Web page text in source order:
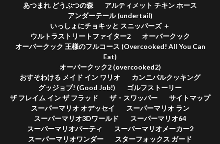
あつまれ どうぶつの森
アルティメット チキン ホース
アンダーテール (undertail)
いっしょにチョキッと スニッパーズ ＋
ウルトラストリートファイター2
オーバークック
オーバークック 王様のフルコース (Overcooked! All You Can
Eat)
オーバークック2 (overcooked2)
おすそわける メイド イン ワリオ
カンニバルクッキング
グッジョブ! (Good Job!)
ゴルフストーリー
ザ フレイム イン ザ フラッド
ザ・スワッパー
サイトマップ
スーパーマリオ オデッセイ
スーパーマリオ ラン
スーパーマリオ3Dワールド
スーパーマリオ64
スーパーマリオパーティ
スーパーマリオメーカー2
スーパーマリオワンダー
スターフォックス ガード